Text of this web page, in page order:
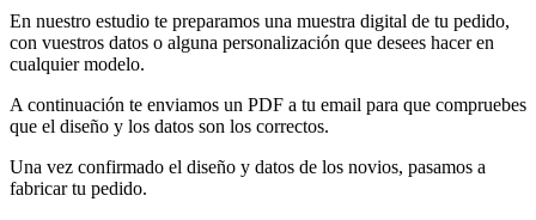
En nuestro estudio te preparamos una muestra digital de tu pedido,
con vuestros datos o alguna personalización que desees hacer en
cualquier modelo.
A continuación te enviamos un PDF a tu email para que compruebes
que el diseño y los datos son los correctos.
Una vez confirmado el diseño y datos de los novios, pasamos a
fabricar tu pedido.